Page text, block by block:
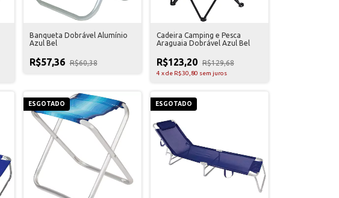
Banqueta Dobrável Alumínio
Azul Bel
R$57,36 R$60,38
Cadeira Camping e Pesca
Araguaia Dobrável Azul Bel
R$123,20 R$129,68
4 xde R$30,80 sem juros
ESGOTADO ESGOTADO